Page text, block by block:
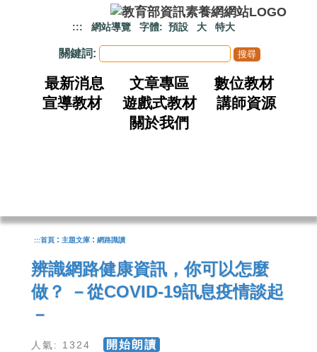
::: 網站導覽 字體: 預設 大 特大
關鍵詞:
最新消息 文章專區
數位教材
宣導教材
遊戲式教材
講師資源
關於我們
:::首頁 : 主題文庫 : 網路識讀
辨識網路健康資訊，你可以怎麼
做？ －從COVID-19訊息疫情談起
－
人氣: 1324 開始朗讀